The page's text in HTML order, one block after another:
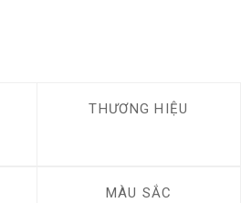
THƯƠNG HIỆU
MÀU SẮC